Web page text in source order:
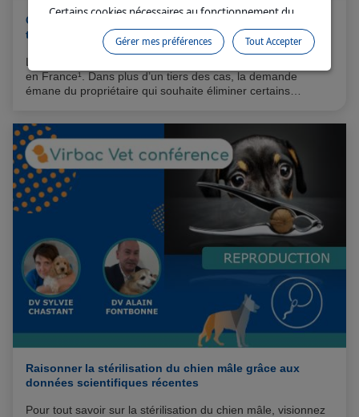
Chiens mâles : la castration chirurgicale est-elle
toujours la meilleure solution ?
La proportion de chiens mâles castrés serait d’environ 30 %
en France¹. Dans plus d’un tiers des cas, la demande
émane du propriétaire qui souhaite éliminer certains
congénères…) tandis que les vétérinaires sont à l’origine de
cette recommandation pour 20 % des chiens mâles². Éviter
que le chien ne se reproduise ne préoccupe que 13 % des
propriétaires².
Raisonner la stérilisation du chien mâle grâce aux
données scientifiques récentes
Pour tout savoir sur la stérilisation du chien mâle, visionnez
Certains cookies nécessaires au fonctionnement du
site sont déposés sans votre consentement. Ils
permettent et facilitent votre navigation sur le site. En
cliquant sur “Continuer sans accepter” aucun cookie
soumis à votre consentement ne sera déposé.
notre
Politique cookies.
Tout Accepter
Gérer mes préférences